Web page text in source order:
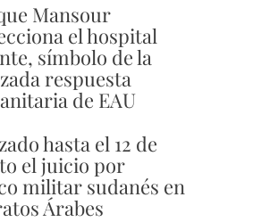
Mansour
el hospital
símbolo de la
respuesta
de EAU
hasta el 12 de
el juicio por
militar sudanés en
Árabes